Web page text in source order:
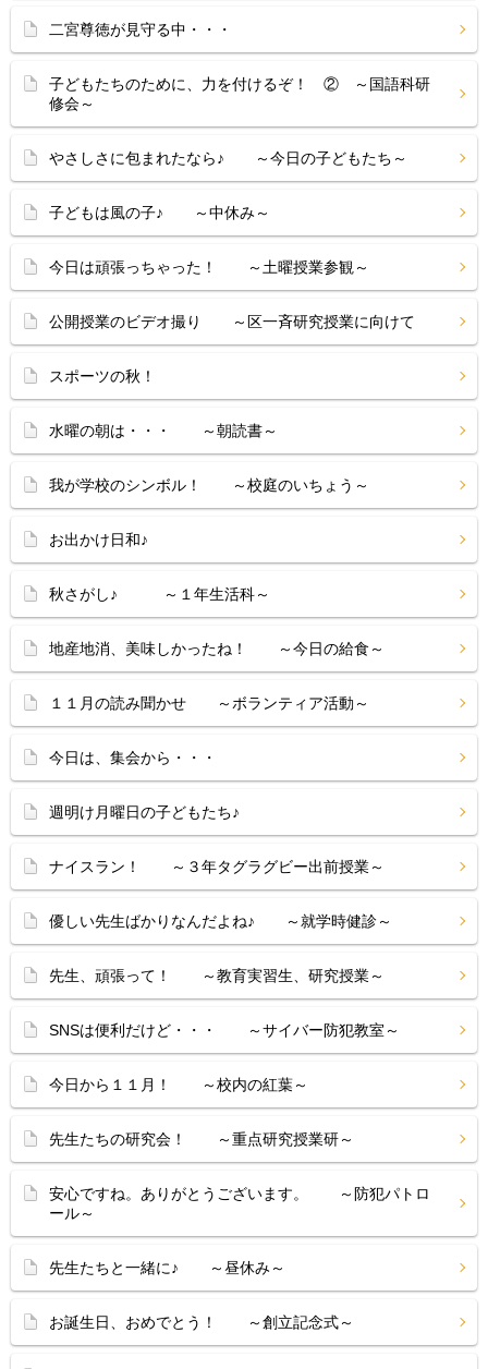
二宮尊徳が見守る中・・・
子どもたちのために、力を付けるぞ！ ② ～国語科研
修会～
やさしさに包まれたなら♪ ～今日の子どもたち～
子どもは風の子♪ ～中休み～
今日は頑張っちゃった！ ～土曜授業参観～
公開授業のビデオ撮り ～区一斉研究授業に向けて
スポーツの秋！
水曜の朝は・・・ ～朝読書～
我が学校のシンボル！ ～校庭のいちょう～
お出かけ日和♪
秋さがし♪ ～１年生活科～
地産地消、美味しかったね！ ～今日の給食～
１１月の読み聞かせ ～ボランティア活動～
今日は、集会から・・・
週明け月曜日の子どもたち♪
ナイスラン！ ～３年タグラグビー出前授業～
優しい先生ばかりなんだよね♪ ～就学時健診～
先生、頑張って！ ～教育実習生、研究授業～
SNSは便利だけど・・・ ～サイバー防犯教室～
今日から１１月！ ～校内の紅葉～
先生たちの研究会！ ～重点研究授業研～
安心ですね。ありがとうございます。 ～防犯パトロ
ール～
先生たちと一緒に♪ ～昼休み～
お誕生日、おめでとう！ ～創立記念式～